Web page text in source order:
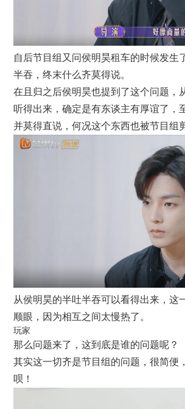
自后节目组又问侯明昊租车的时候发生
半吞，终末什么齐莫得说。
在且归之后侯明昊也提到了这个问题，
听得出来，确定是有东谈主有厚谊了，
并莫得直说，何况这个东西也被节目组
从侯明昊的半吐半吞可以看得出来，这
顺眼，因为相互之间太慢热了。
玩家
那么问题来了，这到底是谁的问题呢？
其实这一切齐是节目组的问题，很简便
呗！